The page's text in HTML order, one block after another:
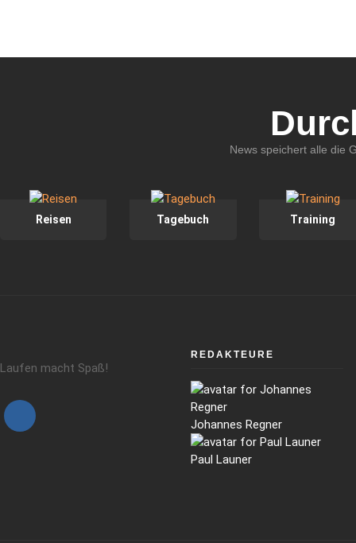
News speichert alle die
Reisen Tagebuch Training
Laufen macht Spaß!
REDAKTEURE
Johannes Regner
Paul Launer